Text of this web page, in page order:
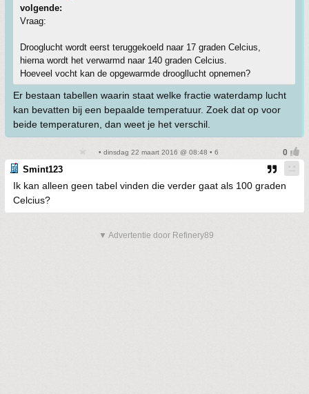
volgende:
Vraag:
Drooglucht wordt eerst teruggekoeld naar 17 graden Celcius,
hierna wordt het verwarmd naar 140 graden Celcius.
Hoeveel vocht kan de opgewarmde droogllucht opnemen?
Er bestaan tabellen waarin staat welke fractie waterdamp lucht
kan bevatten bij een bepaalde temperatuur. Zoek dat op voor
beide temperaturen, dan weet je het verschil.
• dinsdag 22 maart 2016 @ 08:48 • 6
Smint123
Ik kan alleen geen tabel vinden die verder gaat als 100 graden
Celcius?
▼ Advertentie door Refinery89